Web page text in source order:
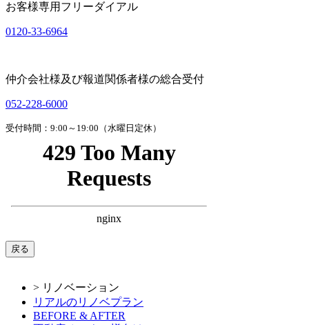
お客様専用フリーダイアル
0120-33-6964
仲介会社様及び報道関係者様の総合受付
052-228-6000
受付時間：9:00～19:00（水曜日定休）
戻る
> リノベーション
リアルのリノベプラン
BEFORE & AFTER